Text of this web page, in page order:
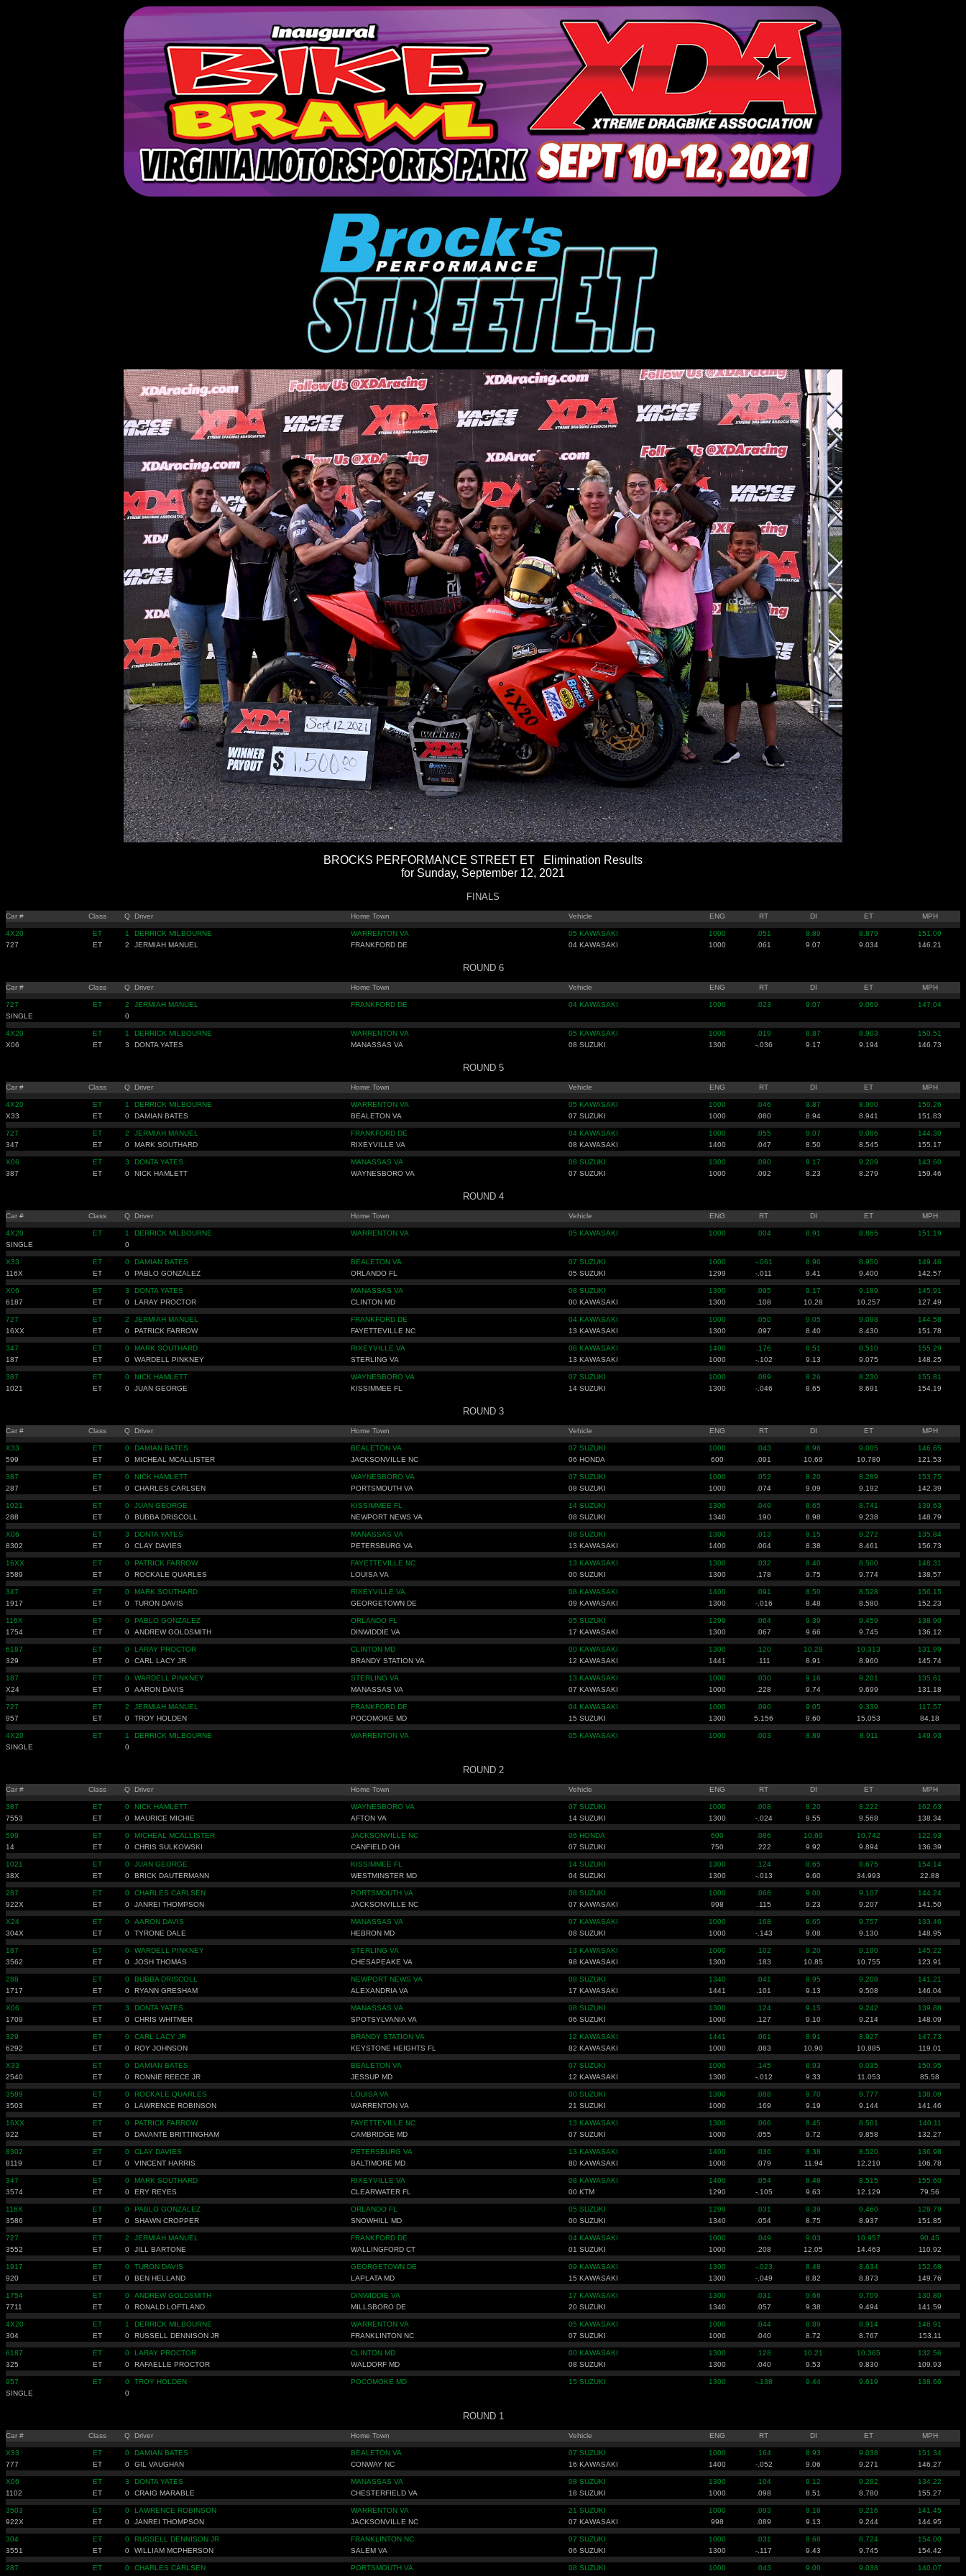
BROCKS PERFORMANCE STREET ET Elimination Results
for Sunday, September 12, 2021
FINALS
Car # Class Q Driver Home Town Vehicle ENG RT DI ET MPH
4X20 ET 1 DERRICK MILBOURNE WARRENTON VA 05 KAWASAKI 1000 .051 8.89 8.879
151.09
727
ET 2 JERMIAH MANUEL FRANKFORD DE 04 KAWASAKI 1000 .061 9.07 9.034 146.21
ROUND 6
Car # Class Q Driver Home Town Vehicle ENG RT DI ET MPH
727 ET 2 JERMIAH MANUEL FRANKFORD DE 04 KAWASAKI 1000 .023 9.07 9.069
147.04
SINGLE
0
4X20 ET 1 DERRICK MILBOURNE WARRENTON VA 05 KAWASAKI 1000 .019 8.87 8.903
150.51
X06
ET 3 DONTA YATES MANASSAS VA 08 SUZUKI 1300 -.036 9.17 9.194 146.73
ROUND 5
Car # Class Q Driver Home Town Vehicle ENG RT DI ET MPH
4X20 ET 1 DERRICK MILBOURNE WARRENTON VA 05 KAWASAKI 1000 .046 8.87 8.900
150.26
X33
ET 0 DAMIAN BATES BEALETON VA 07 SUZUKI 1000 .080 8.94 8.941 151.83
727 ET 2 JERMIAH MANUEL FRANKFORD DE 04 KAWASAKI 1000 .055 9.07 9.086
144.30
347
ET 0 MARK SOUTHARD RIXEYVILLE VA 08 KAWASAKI 1400 .047 8.50 8.545 155.17
X06 ET 3 DONTA YATES MANASSAS VA 08 SUZUKI 1300 .090 9.17 9.209
143.60
387
ET 0 NICK HAMLETT WAYNESBORO VA 07 SUZUKI 1000 .092 8.23 8.279 159.46
ROUND 4
Car # Class Q Driver Home Town Vehicle ENG RT DI ET MPH
4X20 ET 1 DERRICK MILBOURNE WARRENTON VA 05 KAWASAKI 1000 .004 8.91 8.865
151.19
SINGLE
0
X33 ET 0 DAMIAN BATES BEALETON VA 07 SUZUKI 1000 -.061 8.96 8.950
149.46
116X
ET 0 PABLO GONZALEZ ORLANDO FL 05 SUZUKI 1299 -.011 9.41 9.400 142.57
X06 ET 3 DONTA YATES MANASSAS VA 08 SUZUKI 1300 .095 9.17 9.189
145.91
6187
ET 0 LARAY PROCTOR CLINTON MD 00 KAWASAKI 1300 .108 10.28 10.257 127.49
727 ET 2 JERMIAH MANUEL FRANKFORD DE 04 KAWASAKI 1000 .050 9.05 9.098
144.58
16XX
ET 0 PATRICK FARROW FAYETTEVILLE NC 13 KAWASAKI 1300 .097 8.40 8.430 151.78
347 ET 0 MARK SOUTHARD RIXEYVILLE VA 08 KAWASAKI 1400 .176 8.51 8.510
155.29
187
ET 0 WARDELL PINKNEY STERLING VA 13 KAWASAKI 1000 -.102 9.13 9.075 148.25
387 ET 0 NICK HAMLETT WAYNESBORO VA 07 SUZUKI 1000 .089 8.26 8.230
155.81
1021
ET 0 JUAN GEORGE KISSIMMEE FL 14 SUZUKI 1300 -.046 8.65 8.691 154.19
ROUND 3
Car # Class Q Driver Home Town Vehicle ENG RT DI ET MPH
X33 ET 0 DAMIAN BATES BEALETON VA 07 SUZUKI 1000 .043 8.96 9.005
146.65
599
ET 0 MICHEAL MCALLISTER JACKSONVILLE NC 06 HONDA 600 .091 10.69 10.780 121.53
387 ET 0 NICK HAMLETT WAYNESBORO VA 07 SUZUKI 1000 .052 8.20 8.289
153.75
287
ET 0 CHARLES CARLSEN PORTSMOUTH VA 08 SUZUKI 1000 .074 9.09 9.192 142.39
1021 ET 0 JUAN GEORGE KISSIMMEE FL 14 SUZUKI 1300 .049 8.65 8.741
139.63
288
ET 0 BUBBA DRISCOLL NEWPORT NEWS VA 08 SUZUKI 1340 .190 8.98 9.238 148.79
X06 ET 3 DONTA YATES MANASSAS VA 08 SUZUKI 1300 .013 9.15 9.272
135.84
8302
ET 0 CLAY DAVIES PETERSBURG VA 13 KAWASAKI 1400 .064 8.38 8.461 156.73
16XX ET 0 PATRICK FARROW FAYETTEVILLE NC 13 KAWASAKI 1300 .032 8.40 8.500
148.31
3589
ET 0 ROCKALE QUARLES LOUISA VA 00 SUZUKI 1300 .178 9.75 9.774 138.57
347 ET 0 MARK SOUTHARD RIXEYVILLE VA 08 KAWASAKI 1400 .091 8.50 8.528
156.15
1917
ET 0 TURON DAVIS GEORGETOWN DE 09 KAWASAKI 1300 -.016 8.48 8.580 152.23
116X ET 0 PABLO GONZALEZ ORLANDO FL 05 SUZUKI 1299 .064 9.39 9.459
138.90
1754
ET 0 ANDREW GOLDSMITH DINWIDDIE VA 17 KAWASAKI 1300 .067 9.66 9.745 136.12
6187 ET 0 LARAY PROCTOR CLINTON MD 00 KAWASAKI 1300 .120 10.28 10.313
131.99
329
ET 0 CARL LACY JR BRANDY STATION VA 12 KAWASAKI 1441 .111 8.91 8.960 145.74
187 ET 0 WARDELL PINKNEY STERLING VA 13 KAWASAKI 1000 .030 9.16 9.201
135.61
X24
ET 0 AARON DAVIS MANASSAS VA 07 KAWASAKI 1000 .228 9.74 9.699 131.18
727 ET 2 JERMIAH MANUEL FRANKFORD DE 04 KAWASAKI 1000 .090 9.05 9.339
117.57
957
ET 0 TROY HOLDEN POCOMOKE MD 15 SUZUKI 1300 5.156 9.60 15.053 84.18
4X20 ET 1 DERRICK MILBOURNE WARRENTON VA 05 KAWASAKI 1000 .003 8.89 8.911
149.93
SINGLE
0
ROUND 2
Car # Class Q Driver Home Town Vehicle ENG RT DI ET MPH
387 ET 0 NICK HAMLETT WAYNESBORO VA 07 SUZUKI 1000 .008 8.20 8.222
162.63
7553
ET 0 MAURICE MICHIE AFTON VA 14 SUZUKI 1300 -.024 9.55 9.568 138.34
599 ET 0 MICHEAL MCALLISTER JACKSONVILLE NC 06 HONDA 600 .086 10.69 10.742
122.93
14
ET 0 CHRIS SULKOWSKI CANFIELD OH 07 SUZUKI 750 .222 9.92 9.894 136.39
1021 ET 0 JUAN GEORGE KISSIMMEE FL 14 SUZUKI 1300 .124 8.65 8.675
154.14
38X
ET 0 BRICK DAUTERMANN WESTMINSTER MD 04 SUZUKI 1300 -.013 9.60 34.993 22.88
287 ET 0 CHARLES CARLSEN PORTSMOUTH VA 08 SUZUKI 1000 .068 9.00 9.107
144.24
922X
ET 0 JANREI THOMPSON JACKSONVILLE NC 07 KAWASAKI 998 .115 9.23 9.207 141.50
X24 ET 0 AARON DAVIS MANASSAS VA 07 KAWASAKI 1000 .168 9.65 9.757
133.46
304X
ET 0 TYRONE DALE HEBRON MD 08 SUZUKI 1000 -.143 9.08 9.130 148.95
187 ET 0 WARDELL PINKNEY STERLING VA 13 KAWASAKI 1000 .102 9.20 9.190
145.22
3562
ET 0 JOSH THOMAS CHESAPEAKE VA 98 KAWASAKI 1300 .183 10.85 10.755 123.91
288 ET 0 BUBBA DRISCOLL NEWPORT NEWS VA 08 SUZUKI 1340 .041 8.95 9.208
141.21
1717
ET 0 RYANN GRESHAM ALEXANDRIA VA 17 KAWASAKI 1441 .101 9.13 9.508 146.04
X06 ET 3 DONTA YATES MANASSAS VA 08 SUZUKI 1300 .124 9.15 9.242
139.88
1709
ET 0 CHRIS WHITMER SPOTSYLVANIA VA 06 SUZUKI 1000 .127 9.10 9.214 148.09
329 ET 0 CARL LACY JR BRANDY STATION VA 12 KAWASAKI 1441 .061 8.91 8.927
147.73
6292
ET 0 ROY JOHNSON KEYSTONE HEIGHTS FL 82 KAWASAKI 1000 .083 10.90 10.885 119.01
X33 ET 0 DAMIAN BATES BEALETON VA 07 SUZUKI 1000 .145 8.93 9.035
150.95
2540
ET 0 RONNIE REECE JR JESSUP MD 12 KAWASAKI 1300 -.012 9.33 11.053 85.58
3589 ET 0 ROCKALE QUARLES LOUISA VA 00 SUZUKI 1300 .088 9.70 9.777
138.09
3503
ET 0 LAWRENCE ROBINSON WARRENTON VA 21 SUZUKI 1000 .169 9.19 9.144 141.46
16XX ET 0 PATRICK FARROW FAYETTEVILLE NC 13 KAWASAKI 1300 .066 8.45 8.501
140.11
922
ET 0 DAVANTE BRITTINGHAM CAMBRIDGE MD 07 SUZUKI 1000 .055 9.72 9.858 132.27
8302 ET 0 CLAY DAVIES PETERSBURG VA 13 KAWASAKI 1400 .036 8.38 8.520
136.98
8119
ET 0 VINCENT HARRIS BALTIMORE MD 80 KAWASAKI 1000 .079 11.94 12.210 106.78
347 ET 0 MARK SOUTHARD RIXEYVILLE VA 08 KAWASAKI 1400 .054 8.48 8.515
155.60
3574
ET 0 ERY REYES CLEARWATER FL 00 KTM 1290 -.105 9.63 12.129 79.56
116X ET 0 PABLO GONZALEZ ORLANDO FL 05 SUZUKI 1299 .031 9.39 9.460
128.79
3586
ET 0 SHAWN CROPPER SNOWHILL MD 00 SUZUKI 1340 .054 8.75 8.937 151.85
727 ET 2 JERMIAH MANUEL FRANKFORD DE 04 KAWASAKI 1000 .049 9.03 10.957
90.45
3552
ET 0 JILL BARTONE WALLINGFORD CT 01 SUZUKI 1000 .208 12.05 14.463 110.92
1917 ET 0 TURON DAVIS GEORGETOWN DE 09 KAWASAKI 1300 -.023 8.48 8.634
152.68
920
ET 0 BEN HELLAND LAPLATA MD 15 KAWASAKI 1300 -.049 8.82 8.873 149.76
1754 ET 0 ANDREW GOLDSMITH DINWIDDIE VA 17 KAWASAKI 1300 .031 9.66 9.709
130.80
7711
ET 0 RONALD LOFTLAND MILLSBORO DE 20 SUZUKI 1340 .057 9.38 9.494 141.59
4X20 ET 1 DERRICK MILBOURNE WARRENTON VA 05 KAWASAKI 1000 .044 8.89 8.914
146.91
304
ET 0 RUSSELL DENNISON JR FRANKLINTON NC 07 SUZUKI 1000 .040 8.72 8.767 153.11
6187 ET 0 LARAY PROCTOR CLINTON MD 00 KAWASAKI 1300 .128 10.21 10.365
132.56
325
ET 0 RAFAELLE PROCTOR WALDORF MD 08 SUZUKI 1300 .040 9.53 9.830 109.93
957 ET 0 TROY HOLDEN POCOMOKE MD 15 SUZUKI 1300 -.138 9.44 9.619
138.66
SINGLE
0
ROUND 1
Car # Class Q Driver Home Town Vehicle ENG RT DI ET MPH
X33 ET 0 DAMIAN BATES BEALETON VA 07 SUZUKI 1000 .164 8.93 9.038
151.34
777
ET 0 GIL VAUGHAN CONWAY NC 16 KAWASAKI 1400 -.052 9.06 9.271 146.27
X06 ET 3 DONTA YATES MANASSAS VA 08 SUZUKI 1300 .104 9.12 9.282
134.22
1102
ET 0 CRAIG MARABLE CHESTERFIELD VA 18 SUZUKI 1000 .098 8.51 8.780 155.27
3503 ET 0 LAWRENCE ROBINSON WARRENTON VA 21 SUZUKI 1000 .093 9.18 9.216
141.45
922X
ET 0 JANREI THOMPSON JACKSONVILLE NC 07 KAWASAKI 998 .089 9.13 9.244 144.95
304 ET 0 RUSSELL DENNISON JR FRANKLINTON NC 07 SUZUKI 1000 .031 8.68 8.724
154.00
3551
ET 0 WILLIAM MCPHERSON SALEM VA 06 SUZUKI 1300 -.117 9.43 9.745 154.42
287 ET 0 CHARLES CARLSEN PORTSMOUTH VA 08 SUZUKI 1000 .043 9.00 9.038
140.07